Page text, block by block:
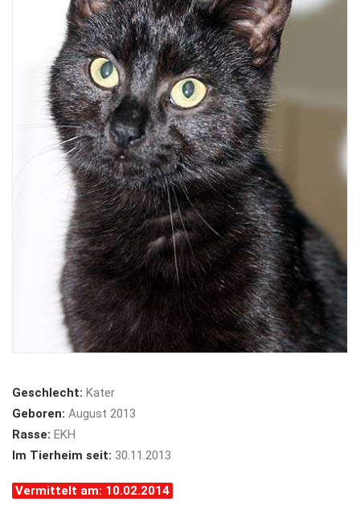
Geschlecht: Kater
Geboren: August 2013
Rasse: EKH
Im Tierheim seit: 30.11.2013
Vermittelt am: 10.02.2014